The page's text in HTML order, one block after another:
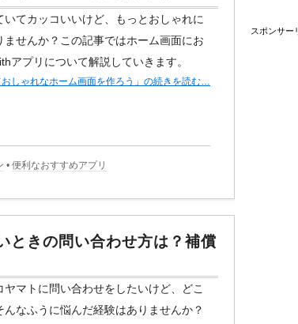
いてカッコいいけど、もっとおしゃれに
せんか？この記事ではホーム画面にお
アプリについて解説していきます。
おしゃれなホーム画面を作ろう」の続きを読む…
•便利なおすすめアプリ
ときの問い合わせ方は？補償
マトに問い合わせをしたいけど、どこ
なふうに悩んだ経験はありませんか？
スポンサー